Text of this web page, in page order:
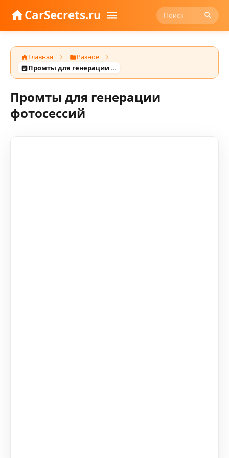
CarSecrets.ru
Главная
Разное
Промты для генерации фотосессий
Промты для генерации
фотосессий